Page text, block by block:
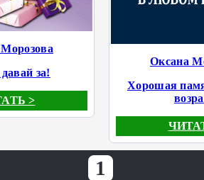
за!
>
Оксана
Хорошая
1